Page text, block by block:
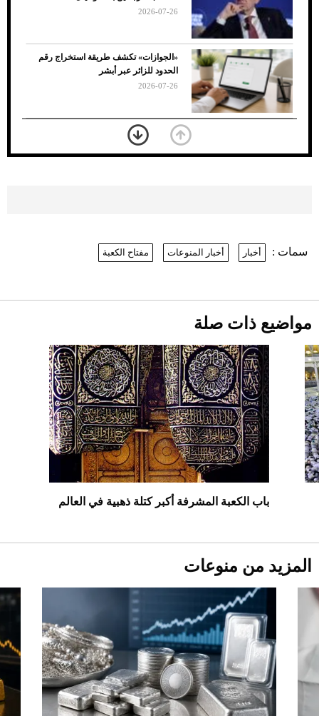
7 نصائح لاختيار لون البنطلون المناسب للقميص
الأسود
أغلى 10 عطور في العالم للرجال تمنحك فخامة
استثنائية
Aston Martin Valiant: على هوى الأبطال
2026-07-26
«الجوازات» تكشف طريقة استخراج رقم
الحدود للزائر عبر أبشر
2026-07-26
بعد 7 أشهر من تعرضه لحادث مروع.. جوشوا
يفوز على برينغا بـ"الضربة القاضية" (فيديو)
2026-07-26
قبل ليلة النزال.. اكتمال وزن أبطال "The
Comeback" في جدة (فيديو)
2026-07-25
"بوجاتي ميسترال" الاستثنائية للبيع في
مزاد مونتيري
2026-07-23
سمات : أخبار أخبار المنوعات مفتاح الكعبة
مواضيع ذات صلة
باب الكعبة المشرفة أكبر كتلة ذهبية في العالم
المزيد من منوعات